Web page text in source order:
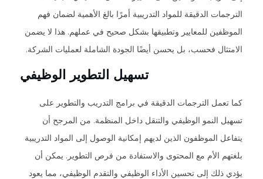
الترجمات الدقيقة للمواد التدريبية أمرًا بالغ الأهمية لضمان فهم
الموظفين للمعايير وتطبيقها بشكل صحيح في عملهم. هذا لا يضمن
الامتثال فحسب، بل يحسن أيضًا الجودة الشاملة لعمليات الشركة.
تسهيل التطوير الوظيفي
كما تعمل الترجمات الدقيقة في برامج التدريب والتطوير على
تسهيل النمو الوظيفي والتنقل داخل المنظمة. من المرجح أن
يتفاعل الموظفون الذين لديهم إمكانية الوصول إلى المواد التدريبية
بلغتهم الأم مع المحتوى والاستفادة من فرص التطوير. يمكن أن
يؤدي ذلك إلى تحسين الأداء الوظيفي والتقدم الوظيفي، مما يعود